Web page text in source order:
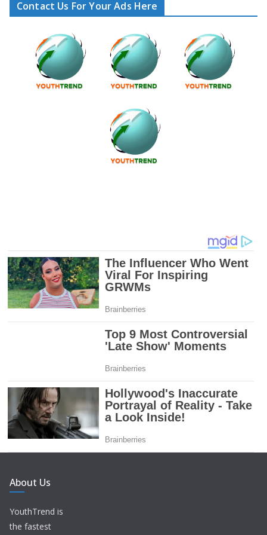
Contact Us For Your Ads Here
About Us
YouthTrend is
the fastest